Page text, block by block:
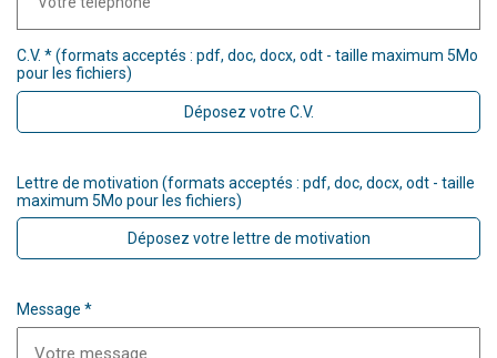
C.V. * (formats acceptés : pdf, doc, docx, odt - taille maximum 5Mo
pour les fichiers)
Déposez votre C.V.
Lettre de motivation (formats acceptés : pdf, doc, docx, odt - taille
maximum 5Mo pour les fichiers)
Déposez votre lettre de motivation
Message *